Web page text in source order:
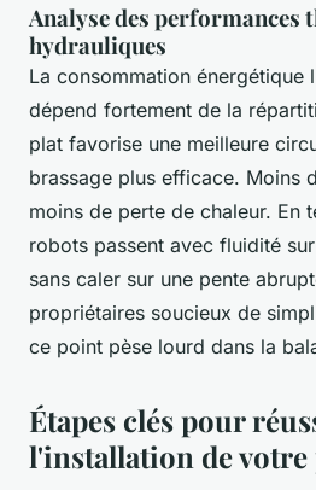
Analyse des performances
hydrauliques
La consommation énergétique
dépend fortement de la
plat favorise une meilleure
brassage plus efficace. Moins
moins de perte de chaleur. En
robots passent avec fluidité
sans caler sur une pente
propriétaires soucieux de
ce point pèse lourd dans la
Étapes clés pour
l'installation de